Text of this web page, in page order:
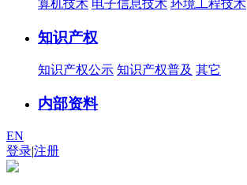
算机技术 电子信息技术 环境工程技术
知识产权
知识产权公示 知识产权普及 其它
内部资料
EN
登录|注册